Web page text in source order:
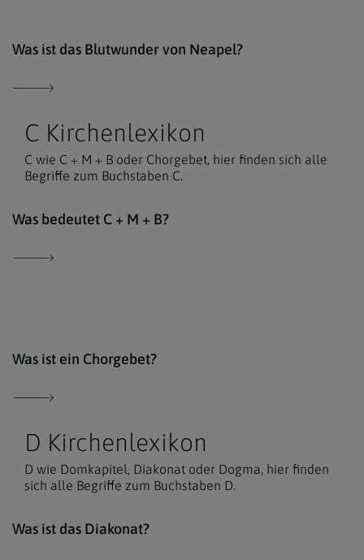
Was ist das Blutwunder von Neapel?
C Kirchenlexikon
C wie C + M + B oder Chorgebet, hier finden sich alle
Begriffe zum Buchstaben C.
Was bedeutet C + M + B?
Was ist ein Chorgebet?
D Kirchenlexikon
D wie Domkapitel, Diakonat oder Dogma, hier finden
sich alle Begriffe zum Buchstaben D.
Was ist das Diakonat?